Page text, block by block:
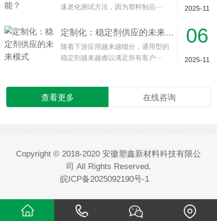
速老化测试方法，因为塑料制品···
2025-11
定制化：稳定剂供应的未来模式
随着下游应用越来越细分，通用型的
稳定剂越来越难以满足所有客户···
06
2025-11
查看更多 在线咨询
Copyright © 2018-2020 安徽塑鑫新材料科技有限公
司 All Rights Reserved.
皖ICP备2025092190号-1